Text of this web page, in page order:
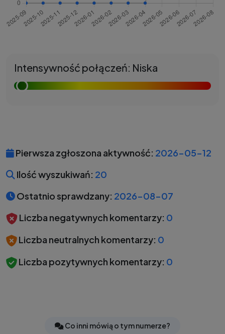
Intensywność połączeń: Niska
Pierwsza zgłoszona aktywność: 2026-05-12
Ilość wyszukiwań: 20
Ostatnio sprawdzany: 2026-08-07
Liczba negatywnych komentarzy: 0
Liczba neutralnych komentarzy: 0
Liczba pozytywnych komentarzy: 0
Co inni mówią o tym numerze?